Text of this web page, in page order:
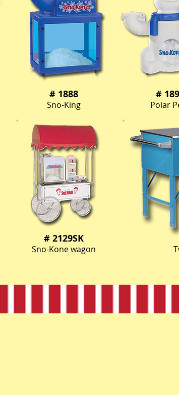
# 1888
Sno-King
# 2129SK
Sno-Kone wagon
#
Polar